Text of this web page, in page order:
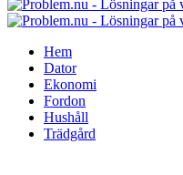
Hem
Dator
Ekonomi
Fordon
Hushåll
Trädgård